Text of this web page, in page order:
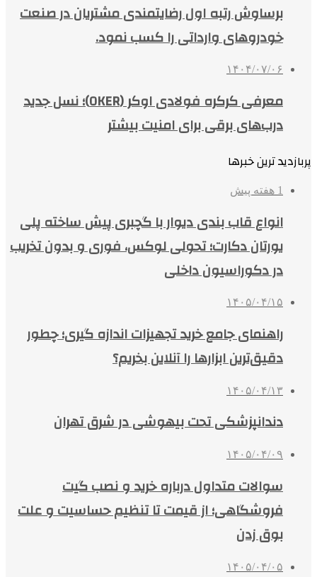
برساوش رتبه اول رضایتمندی مشتریان در صنعت
خودروهای وارداتی را کسب نمود.
۱۴۰۴/۰۷/۰۶
معرفی کرکره فولادی اوکر (OKER)؛ نسل جدید
درب‌های برقی برای امنیت بیشتر
پربازدید ترین خبرها
1 هفته پیش
انواع قاب بندی دیوار با گچبری پیش ساخته پلی
یورتان دکارت؛ تحولی لوکس، فوری و بدون تخریب
در دکوراسیون داخلی
۱۴۰۵/۰۴/۱۵
راهنمای جامع خرید تجهیزات اندازه گیری؛ چطور
دقیق‌ترین ابزارها را آنلاین بخریم؟
۱۴۰۵/۰۴/۱۳
دندانپزشکی تحت بیهوشی در شرق تهران
۱۴۰۵/۰۴/۰۹
سوالات متداول درباره خرید و نصب گیت
فروشگاهی؛ از قیمت تا تنظیم حساسیت و علت
بوق زدن
۱۴۰۵/۰۴/۰۵